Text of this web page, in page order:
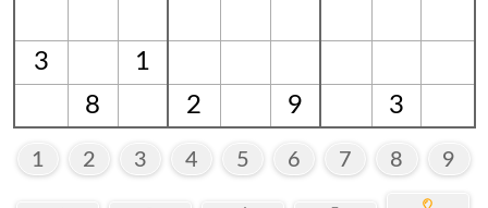
3
1
8
2 9 3
1 2 3 4 5 6 7 8 9